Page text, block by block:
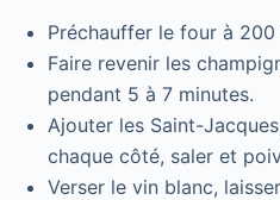
Préchauffer le four à 200
Faire revenir les
pendant 5 à 7 minutes.
Ajouter les Saint-
chaque côté, saler et
Verser le vin blanc,